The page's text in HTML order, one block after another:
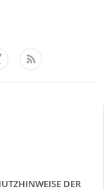
Xing Feed
DER